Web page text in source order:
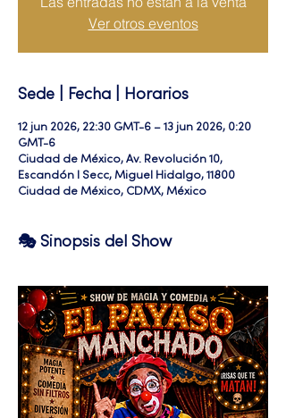
Ver otros eventos
Sede | Fecha | Horarios
12 jun 2026, 22:30 GMT-6 – 13 jun 2026, 0:20
GMT-6
Ciudad de México, Av. Revolución 10,
Escandón I Secc, Miguel Hidalgo, 11800
Ciudad de México, CDMX, México
🎭 Sinopsis del Show